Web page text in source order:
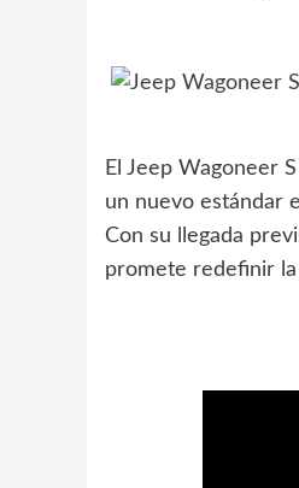
El Jeep Wagoneer
un nuevo estándar
Con su llegada
promete redefinir